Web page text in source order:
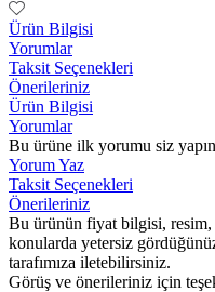
Ürün Bilgisi
Yorumlar
Taksit Seçenekleri
Önerileriniz
Ürün Bilgisi
Yorumlar
Bu ürüne ilk yorumu siz
Yorum Yaz
Taksit Seçenekleri
Önerileriniz
Bu ürünün fiyat bilgisi, resim,
konularda yetersiz
tarafımıza iletebilirsiniz.
Görüş ve önerileriniz için